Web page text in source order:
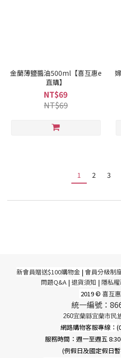
金蘭薄鹽醬油500ml【喜互惠e
直購】
NT$69
NT$69
1 2 3
新會員贈送$100購物金 | 會員分級制
問題Q&A | 退貨須知 | 隱私
2019 © 喜互
統一編號：
260宜蘭縣宜蘭市民
網路購物客服專線：
服務時間：週一至週五
(例假日及國定假日